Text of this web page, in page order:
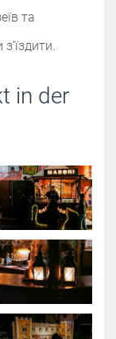
та
in der